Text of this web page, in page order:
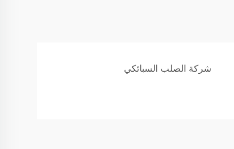
شركة الصلب السبائكي